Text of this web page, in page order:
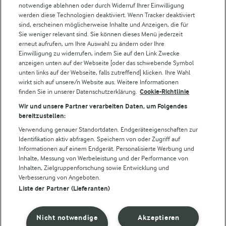
Castello
Lurpak
Arla Pro
Für unsere Landwirt:innen
Folge uns!
Cookie Wahl wieder öffnen
notwendige ablehnen oder durch Widerruf Ihrer Einwilligung
werden diese Technologien deaktiviert. Wenn Tracker deaktiviert
sind, erscheinen möglicherweise Inhalte und Anzeigen, die für
Sie weniger relevant sind. Sie können dieses Menü jederzeit
erneut aufrufen, um Ihre Auswahl zu ändern oder Ihre
Einwilligung zu widerrufen, indem Sie auf den Link Zwecke
anzeigen unten auf der Webseite [oder das schwebende Symbol
unten links auf der Webseite, falls zutreffend] klicken. Ihre Wahl
wirkt sich auf unsere/n Website aus. Weitere Informationen
finden Sie in unserer Datenschutzerklärung. Cookie-Richtlinie
Wir und unsere Partner verarbeiten Daten, um Folgendes
bereitzustellen:
Verwendung genauer Standortdaten. Endgeräteeigenschaften zur
Identifikation aktiv abfragen. Speichern von oder Zugriff auf
Informationen auf einem Endgerät. Personalisierte Werbung und
Inhalte, Messung von Werbeleistung und der Performance von
Inhalten, Zielgruppenforschung sowie Entwicklung und
Verbesserung von Angeboten.
Liste der Partner (Lieferanten)
Akzeptieren
Nicht notwendige